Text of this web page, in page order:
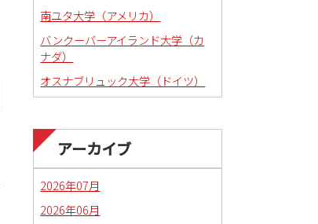
南ユタ大学（アメリカ）
バンクーバーアイランド大学（カ
ナダ）
オスナブリュック大学（ドイツ）
アーカイブ
2026年07月
2026年06月